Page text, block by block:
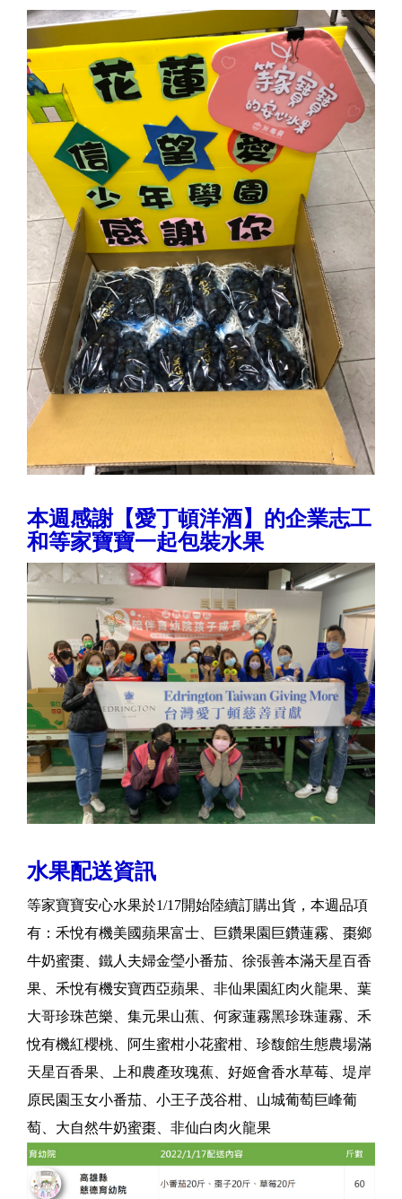
本週感謝【愛丁頓洋酒】的企業志工
和等家寶寶一起包裝水果
水果配送資訊
等家寶寶安心水果於1/17開始陸續訂購出貨，本週品項
有：禾悅有機美國蘋果富士、巨鑽果園巨鑽蓮霧、棗鄉
牛奶蜜棗、鐵人夫婦金瑩小番茄、徐張善本滿天星百香
果、禾悅有機安寶西亞蘋果、非仙果園紅肉火龍果、葉
大哥珍珠芭樂、集元果山蕉、何家蓮霧黑珍珠蓮霧、禾
悅有機紅櫻桃、阿生蜜柑小花蜜柑、珍馥館生態農場滿
天星百香果、上和農產玫瑰蕉、好姬會香水草莓、堤岸
原民園玉女小番茄、小王子茂谷柑、山城葡萄巨峰葡
萄、大自然牛奶蜜棗、非仙白肉火龍果